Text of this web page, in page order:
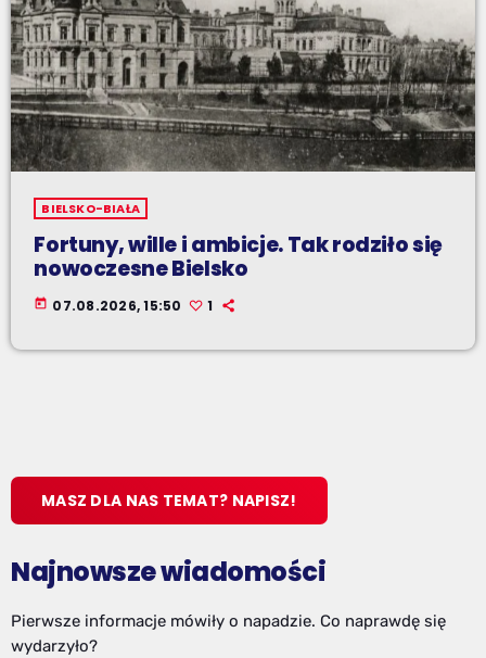
BIELSKO-BIAŁA
Fortuny, wille i ambicje. Tak rodziło się
nowoczesne Bielsko
today 07.08.2026, 15:50 1
MASZ DLA NAS TEMAT? NAPISZ!
Najnowsze wiadomości
Pierwsze informacje mówiły o napadzie. Co naprawdę się
wydarzyło?